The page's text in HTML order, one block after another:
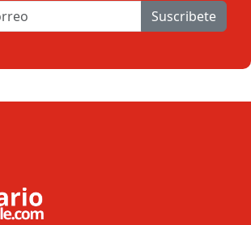
Suscribete